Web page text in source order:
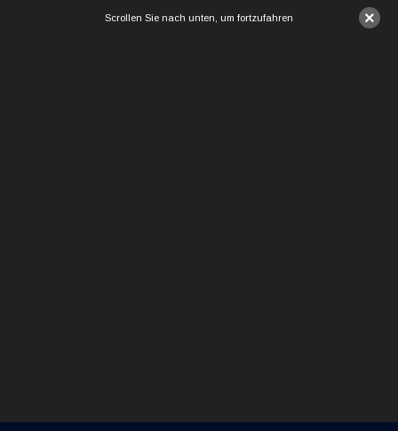
×
Scrollen Sie nach unten, um fortzufahren